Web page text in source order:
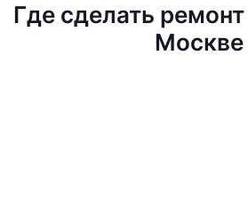
Где сделать
Москве